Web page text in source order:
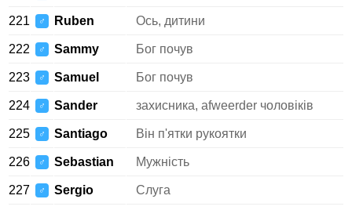
221 ♂ Ruben Ось, дитини
222 ♂ Sammy Бог почув
223 ♂ Samuel Бог почув
224 ♂ Sander захисника, afweerder чоловіків
225 ♂ Santiago Він п'ятки рукоятки
226 ♂ Sebastian Мужність
227 ♂ Sergio Слуга